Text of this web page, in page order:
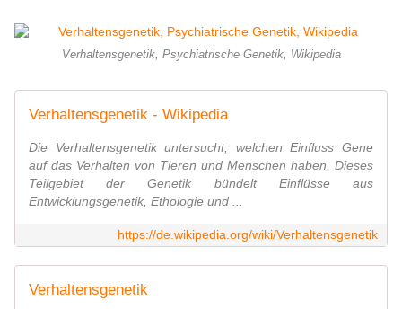
Verhaltensgenetik, Psychiatrische Genetik, Wikipedia
Verhaltensgenetik - Wikipedia
Die Verhaltensgenetik untersucht, welchen Einfluss Gene
auf das Verhalten von Tieren und Menschen haben. Dieses
Teilgebiet der Genetik bündelt Einflüsse aus
Entwicklungsgenetik, Ethologie und ...
https://de.wikipedia.org/wiki/Verhaltensgenetik
Verhaltensgenetik